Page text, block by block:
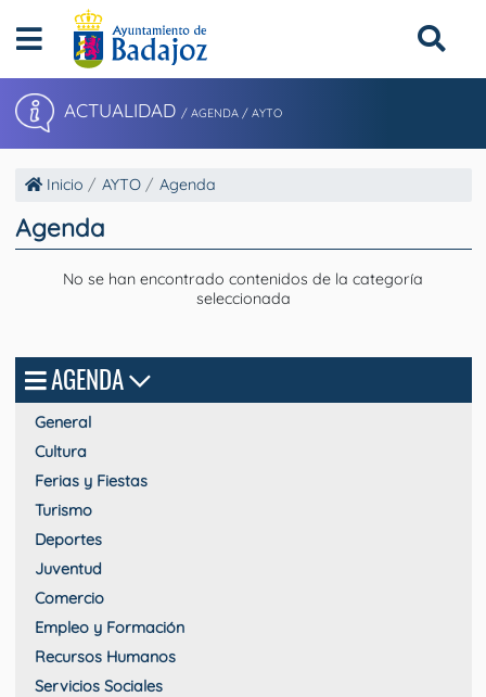
ACTUALIDAD / AGENDA / AYTO
Inicio AYTO Agenda
Agenda
No se han encontrado contenidos de la categoría
seleccionada
AGENDA
General
Cultura
Ferias y Fiestas
Turismo
Deportes
Juventud
Comercio
Empleo y Formación
Recursos Humanos
Servicios Sociales